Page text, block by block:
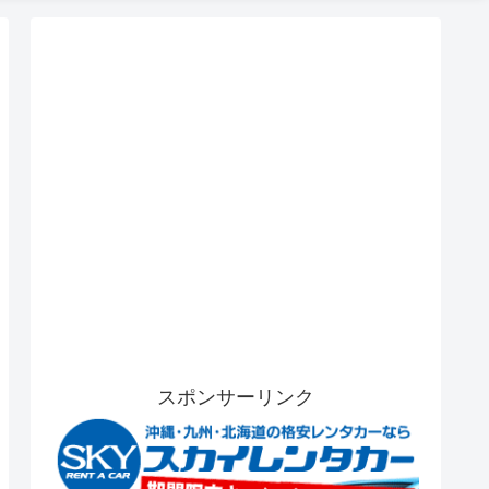
スポンサーリンク